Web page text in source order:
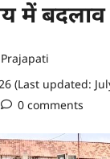
में बदलाव
(Last updated:
0 comments